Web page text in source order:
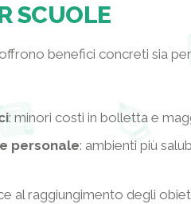
SCUOLE
benefici concreti sia
: minori costi in bolletta e
personale: ambienti più
al raggiungimento degli